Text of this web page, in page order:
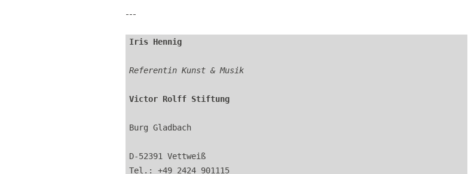
---
Iris Hennig
Referentin Kunst & Musik
Victor Rolff Stiftung
Burg Gladbach
D-52391 Vettweiß
Tel.: +49 2424 901115